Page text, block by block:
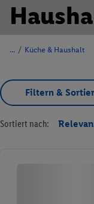
/ Küche & Haushalt
Filtern &
Sortiert nach: